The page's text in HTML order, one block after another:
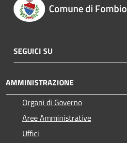
Comune di Fombio
SEGUICI SU
AMMINISTRAZIONE
Organi di Governo
Aree Amministrative
Uffici